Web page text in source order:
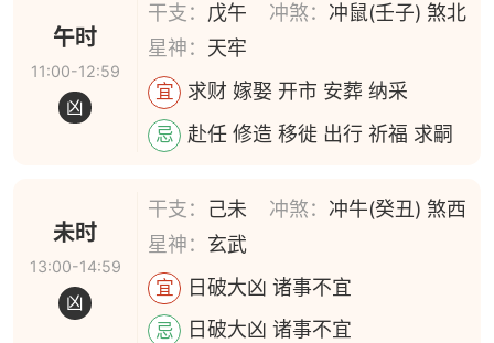
午时
11:00-12:59
凶
干支： 戊午 冲煞： 冲鼠(壬子) 煞北
星神： 天牢
宜 求财 嫁娶 开市 安葬 纳采
忌 赴任 修造 移徙 出行 祈福 求嗣
未时
13:00-14:59
凶
干支： 己未 冲煞： 冲牛(癸丑) 煞西
星神： 玄武
宜 日破大凶 诸事不宜
忌 日破大凶 诸事不宜